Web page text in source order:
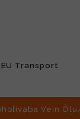
EU Transport
Vein